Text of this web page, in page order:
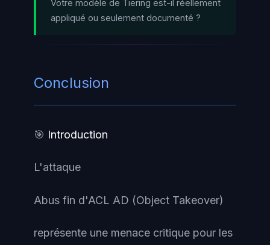
propagation laterale des
système d'authentification central
documentees, ce qui en fait une
attaquants.
Votre modèle de Tiering est-il réellement
appliqué ou seulement documenté ?
Conclusion
🎯 Introduction
L'attaque
Abus fin d'ACL AD (Object Takeover)
représente une menace critique pour les